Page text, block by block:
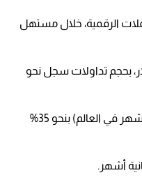
الرقمية، خلال مستهل
تريليون دولار، بحجم تداولات سجل نحو
وصعدت بتكوين (العملة الرقمية الأشهر في العالم) بنحو 35%
أشهر.